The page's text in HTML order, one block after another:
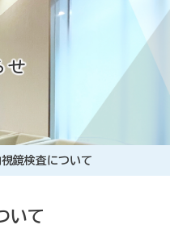
せ
鏡検査について
いて